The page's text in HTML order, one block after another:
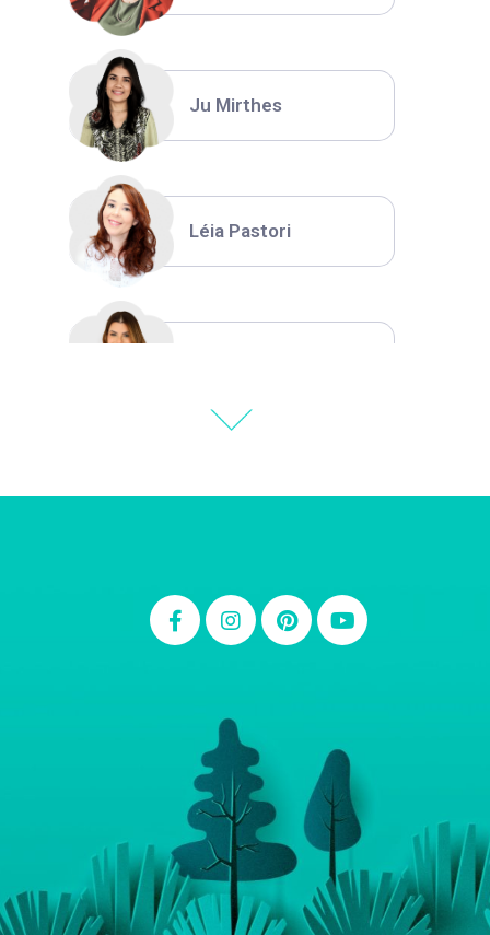
Ju Mirthes
Léia Pastori
Carla Eschberger
Carol Pessoa
Ju Mirthes